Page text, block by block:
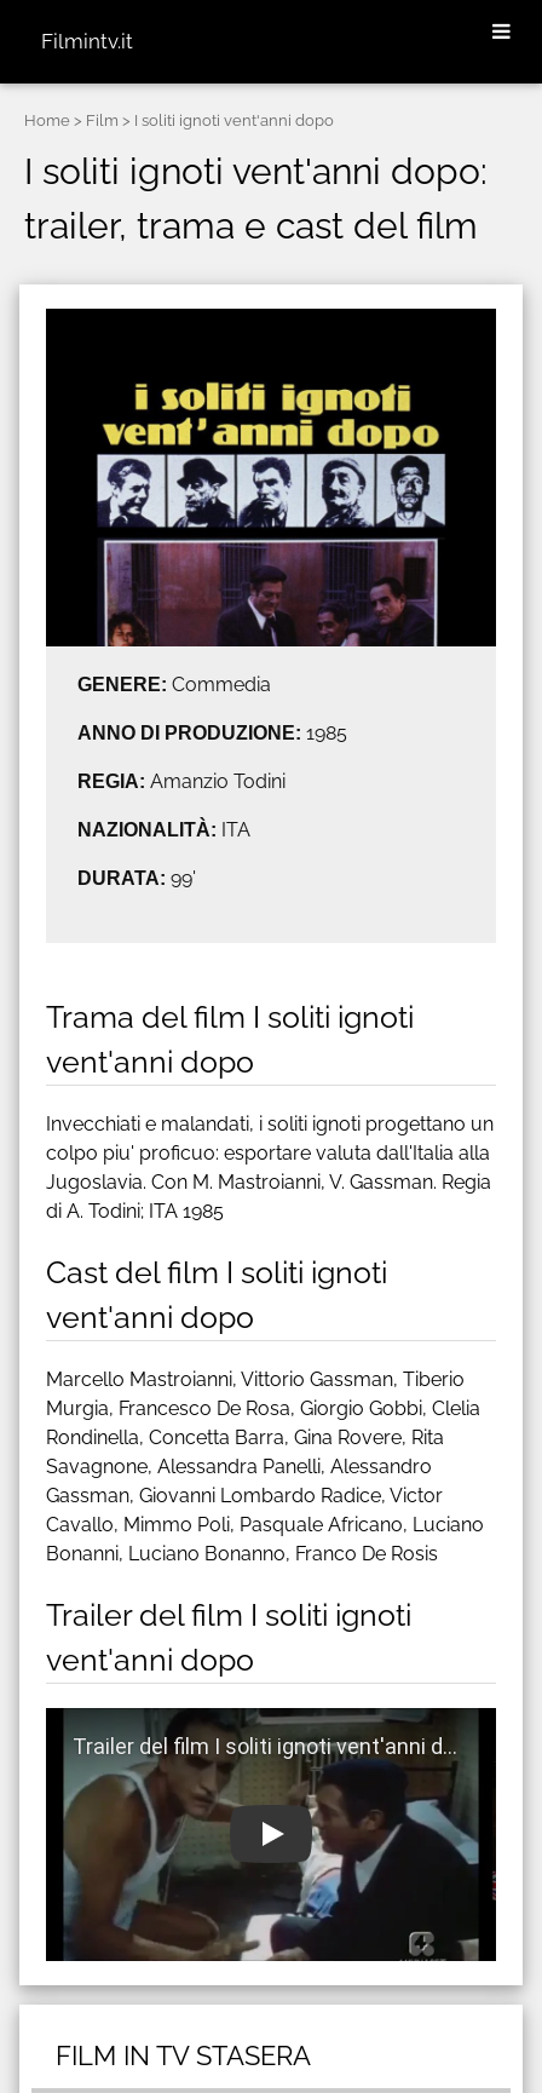
Filmintv.it
Home > Film > I soliti ignoti vent'anni dopo
I soliti ignoti vent'anni dopo:
trailer, trama e cast del film
GENERE: Commedia
ANNO DI PRODUZIONE: 1985
REGIA: Amanzio Todini
NAZIONALITÀ: ITA
DURATA: 99'
Trama del film I soliti ignoti
vent'anni dopo
Invecchiati e malandati, i soliti ignoti progettano un
colpo piu' proficuo: esportare valuta dall'Italia alla
Jugoslavia. Con M. Mastroianni, V. Gassman. Regia
di A. Todini; ITA 1985
Cast del film I soliti ignoti
vent'anni dopo
Marcello Mastroianni, Vittorio Gassman, Tiberio
Murgia, Francesco De Rosa, Giorgio Gobbi, Clelia
Rondinella, Concetta Barra, Gina Rovere, Rita
Savagnone, Alessandra Panelli, Alessandro
Gassman, Giovanni Lombardo Radice, Victor
Cavallo, Mimmo Poli, Pasquale Africano, Luciano
Bonanni, Luciano Bonanno, Franco De Rosis
Trailer del film I soliti ignoti
vent'anni dopo
Guarda trailer del film I soliti ignoti vent'anni dopo
FILM IN TV STASERA